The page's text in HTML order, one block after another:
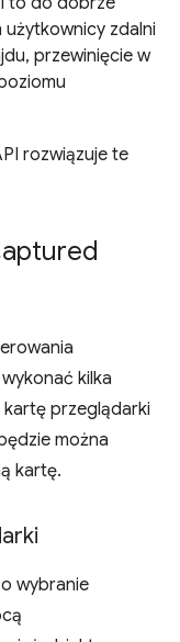
zdalni
przewinięcie w
rozwiązuje te
kilka
przeglądarki
można
kartę.
wybranie